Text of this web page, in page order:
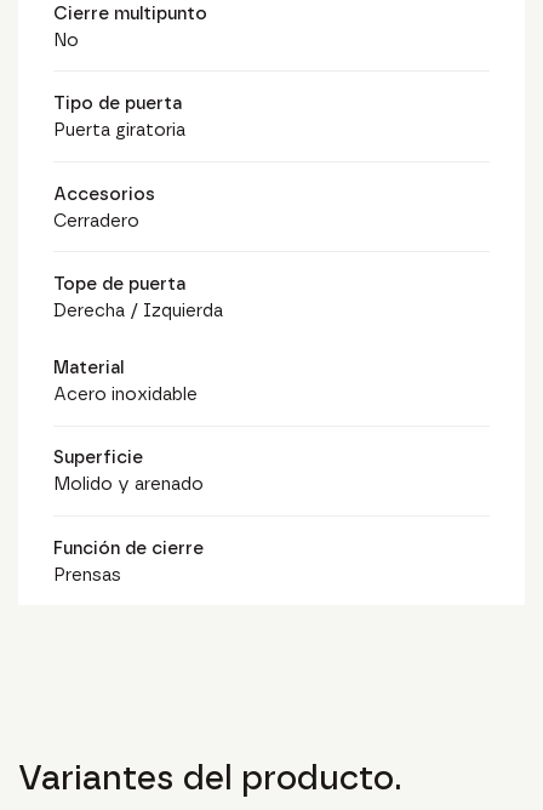
Cierre multipunto
No
Tipo de puerta
Puerta giratoria
Accesorios
Cerradero
Tope de puerta
Derecha / Izquierda
Material
Acero inoxidable
Superficie
Molido y arenado
Función de cierre
Prensas
Variantes del producto.